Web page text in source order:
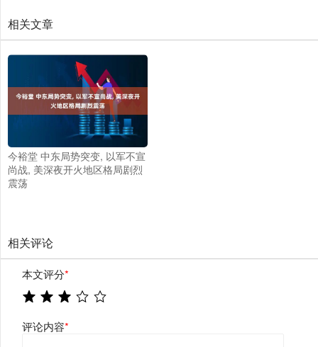
相关文章
今裕堂 中东局势突变, 以军不宣
尚战, 美深夜开火地区格局剧烈
震荡
相关评论
本文评分*
评论内容*